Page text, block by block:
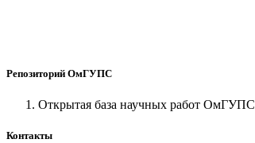
Репозиторий ОмГУПС
Открытая база научных работ ОмГУПС
Контакты